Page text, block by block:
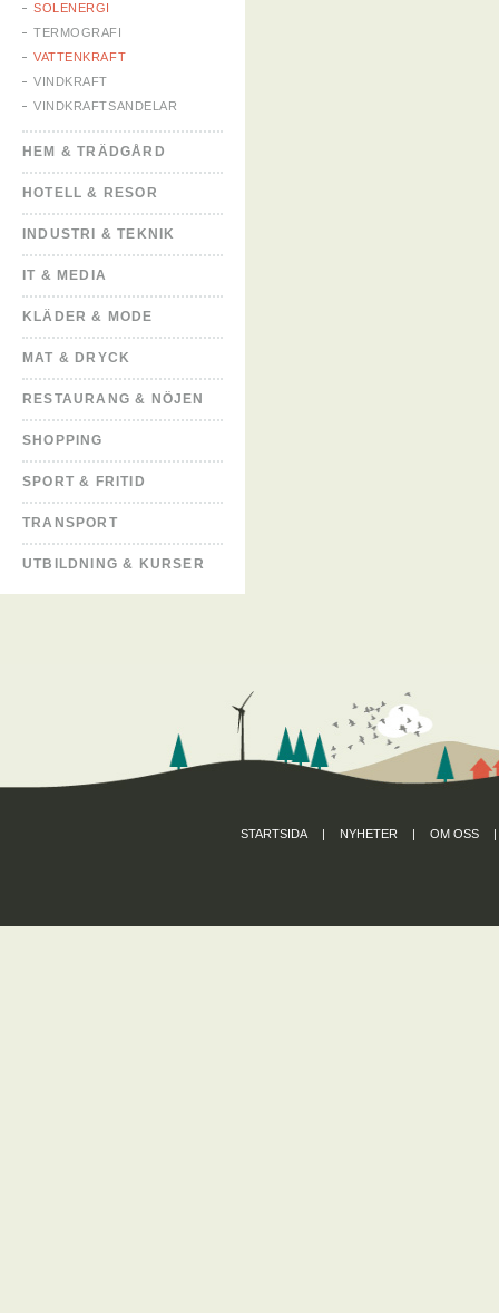
SOLENERGI
TERMOGRAFI
VATTENKRAFT
VINDKRAFT
VINDKRAFTSANDELAR
HEM & TRÄDGÅRD
HOTELL & RESOR
INDUSTRI & TEKNIK
IT & MEDIA
KLÄDER & MODE
MAT & DRYCK
RESTAURANG & NÖJEN
SHOPPING
SPORT & FRITID
TRANSPORT
UTBILDNING & KURSER
STARTSIDA | NYHETER | OM OSS |